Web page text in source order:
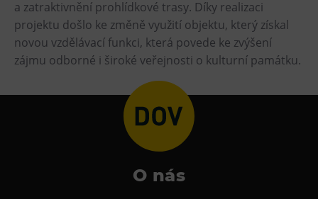
Bolt Café
Kavárna Velký Svět techniky
L’Osteria
Restaurace VP ART
CØKAFE Dolní Vítkovice
a zatraktivnění prohlídkové trasy. Díky realizaci
projektu došlo ke změně využití objektu, který získal
novou vzdělávací funkci, která povede ke zvýšení
zájmu odborné i široké veřejnosti o kulturní památku.
O nás